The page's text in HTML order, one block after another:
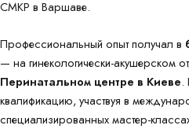
CMKP в Варшаве.
Профессиональный опыт получал в
— на гинекологически-акушерском
Перинатальном центре в Киеве.
квалификацию, участвуя в
специализированных мастер-